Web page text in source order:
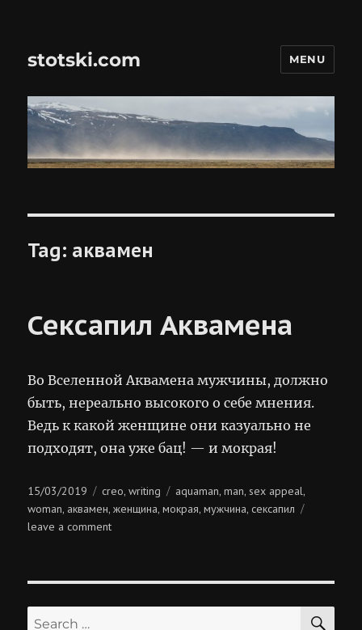
stotski.com MENU
Tag: аквамен
Сексапил Аквамена
Во Вселенной Аквамена мужчины, должно
быть, нереально высокого о себе мнения.
Ведь к какой женщине они казуально не
подходят, она уже бац! — и мокрая!
Posted
on
15/03/2019 Categories
creo,writing Tags
aquaman,man, sex appeal,
woman, аквамен,женщина,мокрая,мужчина,сексапил
leave a commenton
Search